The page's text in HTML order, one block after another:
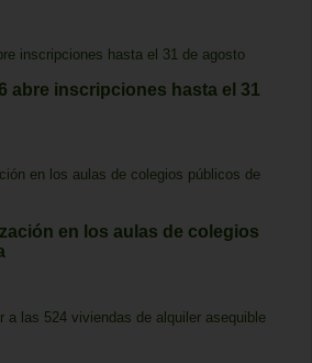
abre inscripciones hasta el 31
en los aulas de colegios